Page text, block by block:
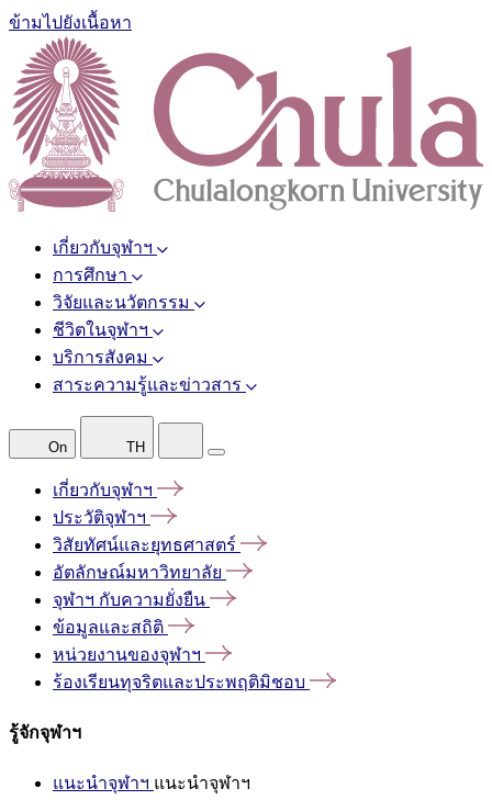
ข้ามไปยังเนื้อหา
เกี่ยวกับจุฬาฯ
การศึกษา
วิจัยและนวัตกรรม
ชีวิตในจุฬาฯ
บริการสังคม
สาระความรู้และข่าวสาร
On TH
เกี่ยวกับจุฬาฯ
ประวัติจุฬาฯ
วิสัยทัศน์และยุทธศาสตร์
อัตลักษณ์มหาวิทยาลัย
จุฬาฯ กับความยั่งยืน
ข้อมูลและสถิติ
หน่วยงานของจุฬาฯ
ร้องเรียนทุจริตและประพฤติมิชอบ
รู้จักจุฬาฯ
แนะนำจุฬาฯ แนะนำจุฬาฯ